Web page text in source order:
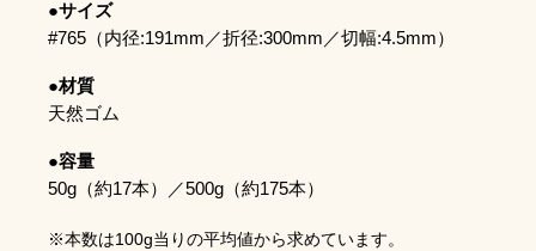
●サイズ
#765（内径:191mm／折径:300mm／切幅:4.5mm）
●材質
天然ゴム
●容量
50g（約17本）／500g（約175本）
※本数は100g当りの平均値から求めています。